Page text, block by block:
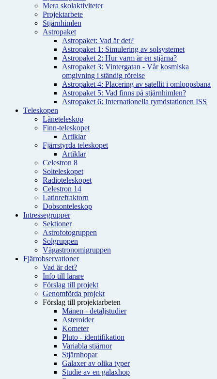
Mera skolaktiviteter
Projektarbete
Stjärnhimlen
Astropaket
Astropaket: Vad är det?
Astropaket 1: Simulering av solsystemet
Astropaket 2: Hur varm är en stjärna?
Astropaket 3: Vintergatan - Vår kosmiska
omgivning i ständig rörelse
Astropaket 4: Placering av satellit i omloppsbana
Astropaket 5: Vad finns på stjärnhimlen?
Astropaket 6: Internationella rymdstationen ISS
Teleskopen
Låneteleskop
Finn-teleskopet
Artiklar
Fjärrstyrda teleskopet
Artiklar
Celestron 8
Solteleskopet
Radioteleskopet
Celestron 14
Latinrefraktorn
Dobsonteleskop
Intressegrupper
Sektioner
Astrofotogruppen
Solgruppen
Vägastronomigruppen
Fjärrobservationer
Vad är det?
Info till lärare
Förslag till projekt
Genomförda projekt
Förslag till projektarbeten
Månen - detaljstudier
Asteroider
Kometer
Pluto - identifikation
Variabla stjärnor
Stjärnhopar
Galaxer av olika typer
Studie av en galaxhop